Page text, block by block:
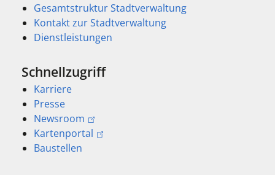
Gesamtstruktur Stadtverwaltung
Kontakt zur Stadtverwaltung
Dienstleistungen
Schnellzugriff
Karriere
Presse
Newsroom
Kartenportal
Baustellen